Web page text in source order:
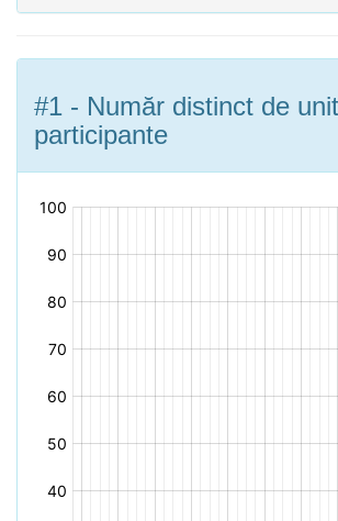
#1 - Număr distinct de
participante
[bold]